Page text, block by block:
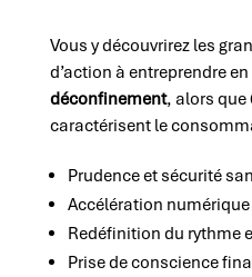
Vous y découvrirez les
d’action à entreprendre en
déconfinement, alors que
caractérisent le
Prudence et sécurité
Accélération numérique
Redéfinition du rythme
Prise de conscience